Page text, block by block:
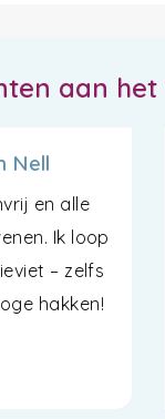
aan het
Nell
en alle
Ik loop
– zelfs
hakken!